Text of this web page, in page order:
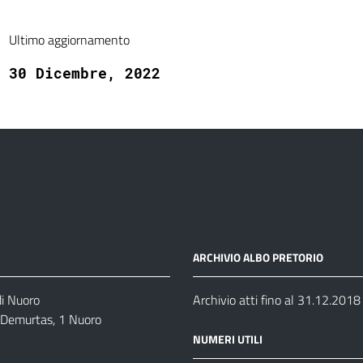
Ultimo aggiornamento
30 Dicembre, 2022
Nuoro
1 Nuoro
ARCHIVIO ALBO PRETORIO
Archivio atti fino al 31.12.2018
NUMERI UTILI